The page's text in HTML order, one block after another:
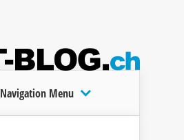
Navigation Menu